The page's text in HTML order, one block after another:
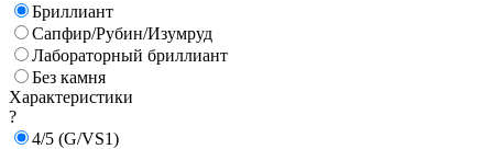
Бриллиант
Сапфир/Рубин/Изумруд
Лабораторный бриллиант
Без камня
Характеристики
?
4/5 (G/VS1)